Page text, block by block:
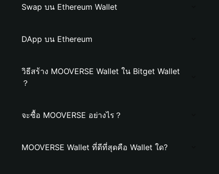
Swap บน Ethereum Wallet
DApp บน Ethereum
วิธีสร้าง MOOVERSE Wallet ใน Bitget Wallet
？
จะซื้อ MOOVERSE อย่างไร？
MOOVERSE Wallet ที่ดีที่สุดคือ Wallet ใด?